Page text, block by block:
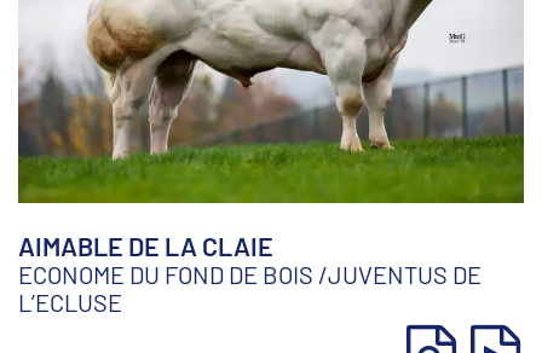
AIMABLE DE LA CLAIE
ECONOME DU FOND DE BOIS /JUVENTUS DE
L’ECLUSE